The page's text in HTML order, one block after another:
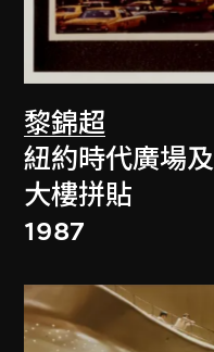
黎錦超
紐約時代廣場
大樓拼貼
1987